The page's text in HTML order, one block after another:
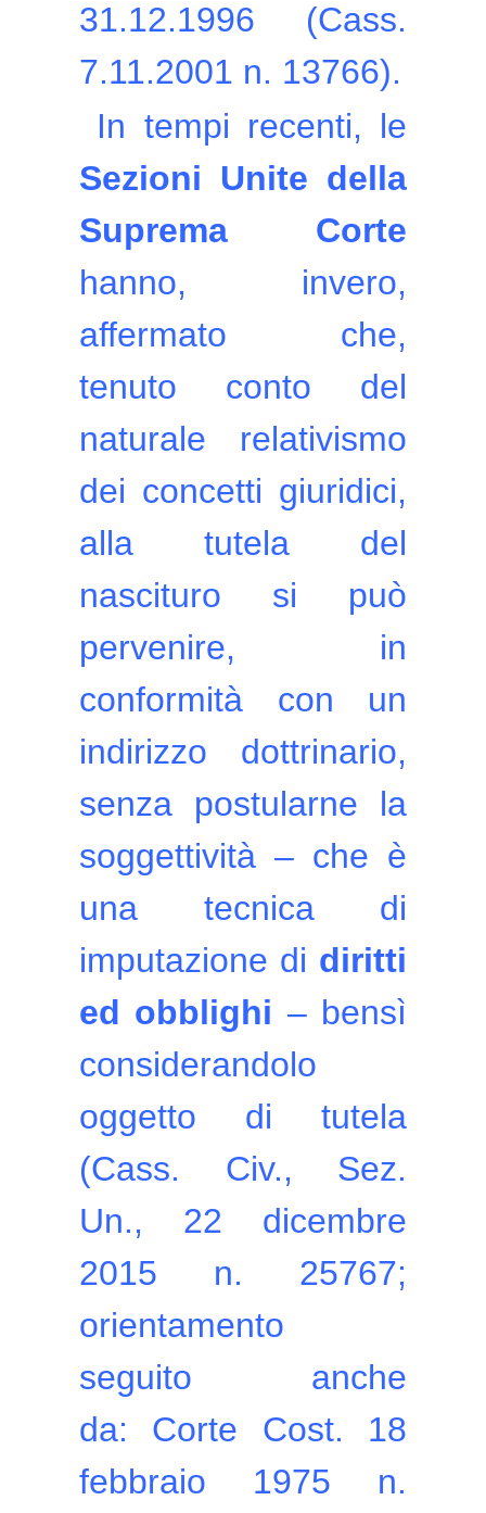
31.12.1996 (Cass.
7.11.2001 n. 13766).
In tempi recenti, le
Sezioni Unite della
Suprema Corte
hanno, invero,
affermato che,
tenuto conto del
naturale relativismo
dei concetti giuridici,
alla tutela del
nascituro si può
pervenire, in
conformità con un
indirizzo dottrinario,
senza postularne la
soggettività – che è
una tecnica di
imputazione di diritti
ed obblighi – bensì
considerandolo
oggetto di tutela
(Cass. Civ., Sez.
Un., 22 dicembre
2015 n. 25767;
orientamento
seguito anche
da: Corte Cost. 18
febbraio 1975 n.